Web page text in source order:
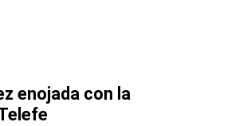
enojada con la